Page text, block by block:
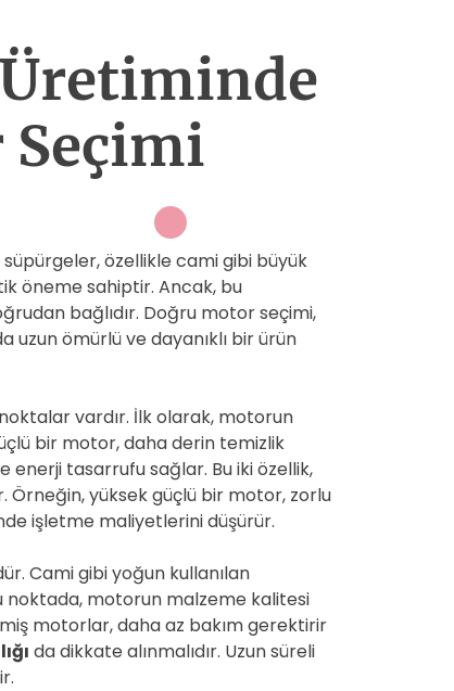
Seçimi
özellikle cami gibi büyük
öneme sahiptir. Ancak, bu
bağlıdır. Doğru motor seçimi,
uzun ömürlü ve dayanıklı bir ürün
vardır. İlk olarak, motorun
bir motor, daha derin temizlik
tasarrufu sağlar. Bu iki özellik,
Örneğin, yüksek güçlü bir motor, zorlu
işletme maliyetlerini düşürür.
Cami gibi yoğun kullanılan
noktada, motorun malzeme kalitesi
motorlar, daha az bakım gerektirir
da dikkate alınmalıdır. Uzun süreli